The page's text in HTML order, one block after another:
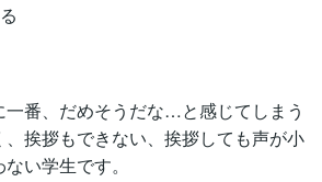
一番、だめそうだな…と感じてしまう
挨拶もできない、挨拶しても声が小
い学生です。